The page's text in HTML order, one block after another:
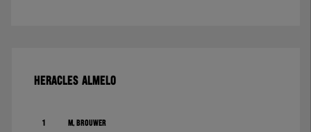
HERACLES ALMELO
1 M. Brouwer